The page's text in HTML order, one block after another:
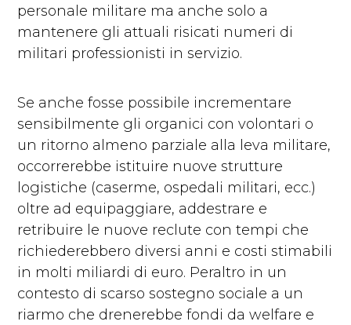
personale militare ma anche solo a
mantenere gli attuali risicati numeri di
militari professionisti in servizio.
Se anche fosse possibile incrementare
sensibilmente gli organici con volontari o
un ritorno almeno parziale alla leva militare,
occorrerebbe istituire nuove strutture
logistiche (caserme, ospedali militari, ecc.)
oltre ad equipaggiare, addestrare e
retribuire le nuove reclute con tempi che
richiederebbero diversi anni e costi stimabili
in molti miliardi di euro. Peraltro in un
contesto di scarso sostegno sociale a un
riarmo che drenerebbe fondi da welfare e